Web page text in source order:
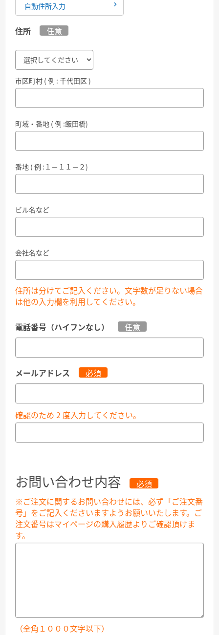
自動住所入力
住所 任意
市区町村 ( 例 : 千代田区 )
町域・番地 ( 例 :飯田橋)
番地 ( 例 :１－１１－２)
ビル名など
会社名など
住所は分けてご記入ください。文字数が足りない場合
は他の入力欄を利用してください。
電話番号（ハイフンなし） 任意
メールアドレス 必須
確認のため 2 度入力してください。
お問い合わせ内容
必須
※ご注文に関するお問い合わせには、必ず「ご注文番
号」をご記入くださいますようお願いいたします。ご
注文番号はマイページの購入履歴よりご確認頂けま
す。
（全角１０００文字以下）